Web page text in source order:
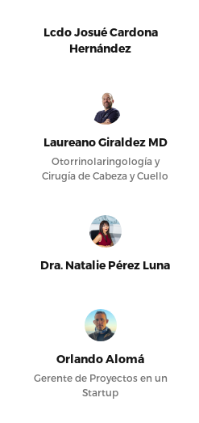
Lcdo Josué Cardona
Hernández
Laureano Giraldez MD
Otorrinolaringología y
Cirugía de Cabeza y Cuello
Dra. Natalie Pérez Luna
Orlando Alomá
Gerente de Proyectos en un
Startup